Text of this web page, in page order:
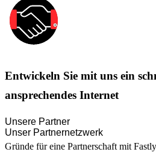
Entwickeln Sie mit uns ein
ansprechendes Internet
Unsere Partner
Unser Partnernetzwerk
Gründe für eine Partnerschaft mit Fastly